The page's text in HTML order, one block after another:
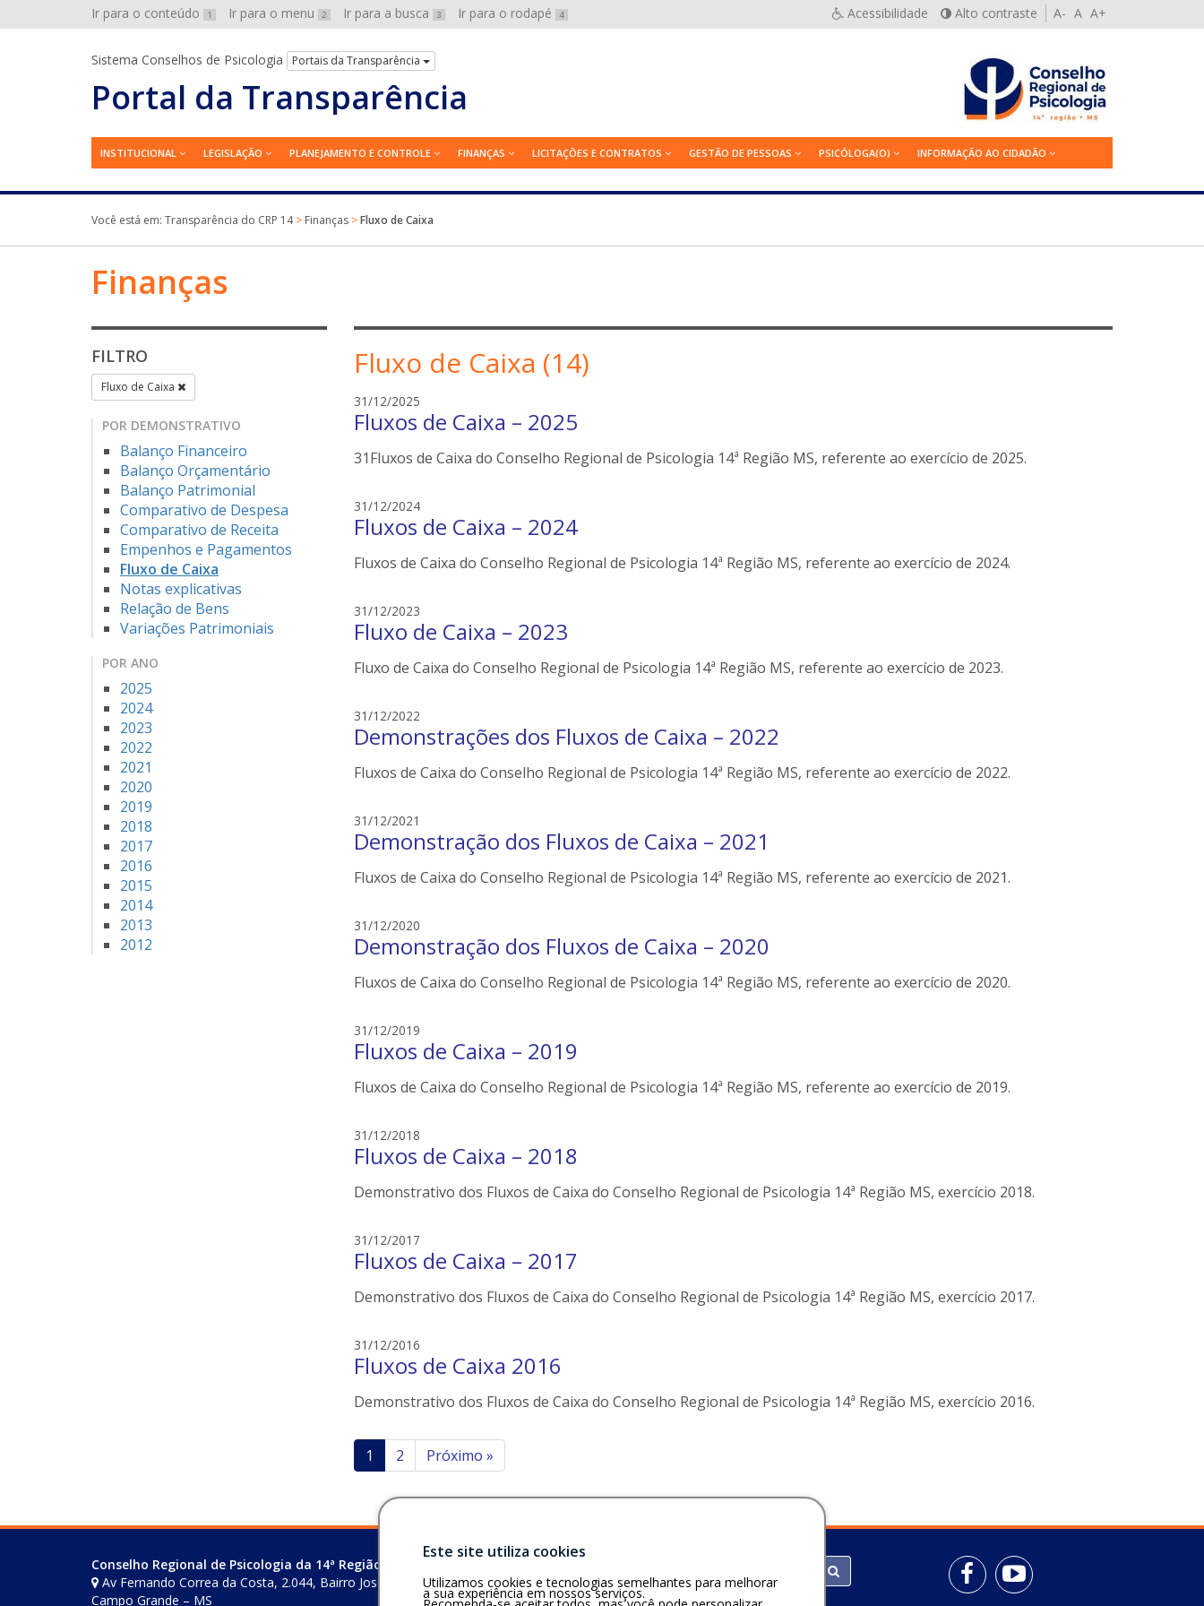
Ir para o conteúdo 1 Ir para o menu 2 Ir para a busca 3 Ir para o rodapé 4 Acessibilidade Alto contraste A- A A+
Sistema Conselhos de Psicologia Portais da Transparência
Portal da Transparência
INSTITUCIONAL LEGISLAÇÃO PLANEJAMENTO E CONTROLE FINANÇAS LICITAÇÕES E CONTRATOS GESTÃO DE PESSOAS PSICÓLOGA(O) INFORMAÇÃO AO CIDADÃO
Você está em: Transparência do CRP 14> Finanças >Fluxo de Caixa
Finanças
FILTRO
Fluxo de Caixa
POR DEMONSTRATIVO
Balanço Financeiro
Balanço Orçamentário
Balanço Patrimonial
Comparativo de Despesa
Comparativo de Receita
Empenhos e Pagamentos
Fluxo de Caixa
Notas explicativas
Relação de Bens
Variações Patrimoniais
POR ANO
2025
2024
2023
2022
2021
2020
2019
2018
2017
2016
2015
2014
2013
2012
Fluxo de Caixa (14)
31/12/2025e
d
o
e
e
Fluxos de Caixa – 2025
31Fluxos de Caixa do Conselho Regional de Psicologia 14ª Região MS, referente ao exercício de 2025.
31/12/2024e
d
o
e
i
l
e
Fluxos de Caixa – 2024
Fluxos de Caixa do Conselho Regional de Psicologia 14ª Região MS, referente ao exercício de 2024.
31/12/2023e
d
o
e
e
Fluxo de Caixa – 2023
Fluxo de Caixa do Conselho Regional de Psicologia 14ª Região MS, referente ao exercício de 2023.
31/12/2022e
d
o
e
Demonstrações dos Fluxos de Caixa – 2022
Fluxos de Caixa do Conselho Regional de Psicologia 14ª Região MS, referente ao exercício de 2022.
31/12/2021
d
o
e
e
Demonstração dos Fluxos de Caixa – 2021
Fluxos de Caixa do Conselho Regional de Psicologia 14ª Região MS, referente ao exercício de 2021.
31/12/2020e
d
o
e
e
Demonstração dos Fluxos de Caixa – 2020
Fluxos de Caixa do Conselho Regional de Psicologia 14ª Região MS, referente ao exercício de 2020.
31/12/2019e
d
o
e
e
Fluxos de Caixa – 2019
Fluxos de Caixa do Conselho Regional de Psicologia 14ª Região MS, referente ao exercício de 2019.
31/12/2018e
d
o
e
e
Fluxos de Caixa – 2018
Demonstrativo dos Fluxos de Caixa do Conselho Regional de Psicologia 14ª Região MS, exercício 2018.
31/12/2017e
d
o
e
e
s
Fluxos de Caixa – 2017
Demonstrativo dos Fluxos de Caixa do Conselho Regional de Psicologia 14ª Região MS, exercício 2017.
31/12/2016e
d
o
e
e
Fluxos de Caixa 2016
Demonstrativo dos Fluxos de Caixa do Conselho Regional de Psicologia 14ª Região MS, exercício 2016.
Paginação
de
posts
1 2 Próximo »
Conselho Regional de Psicologia da 14ª Região (MS)
Av Fernando Correa da Costa, 2.044, Bairro Joselito, 79.004-311,
Campo Grande – MS
Este site utiliza cookies
Utilizamos cookies e tecnologias semelhantes para melhorar
a sua experiência em nossos serviços.